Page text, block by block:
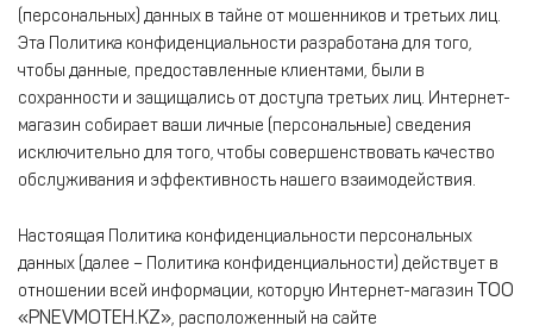
(персональных) данных в тайне от мошенников и третьих лиц.
Эта Политика конфиденциальности разработана для того,
чтобы данные, предоставленные клиентами, были в
сохранности и защищались от доступа третьих лиц. Интернет-
магазин собирает ваши личные (персональные) сведения
исключительно для того, чтобы совершенствовать качество
обслуживания и эффективность нашего взаимодействия.
Настоящая Политика конфиденциальности персональных
данных (далее – Политика конфиденциальности) действует в
отношении всей информации, которую Интернет-магазин ТОО
«PNEVMOTEH.KZ», расположенный на сайте